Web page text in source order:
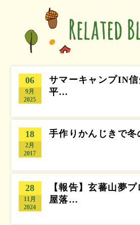
06
9月
2025
サマーキャンプIN
平…
18
2月
2017
手作りかんじきで冬
28
11月
2024
【報告】玄蕃山夢
屋落…